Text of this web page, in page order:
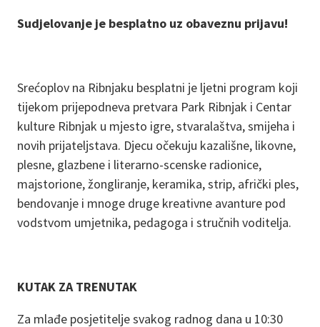
Sudjelovanje je besplatno uz obaveznu prijavu!
Srećoplov na Ribnjaku besplatni je ljetni program koji
tijekom prijepodneva pretvara Park Ribnjak i Centar
kulture Ribnjak u mjesto igre, stvaralaštva, smijeha i
novih prijateljstava. Djecu očekuju kazališne, likovne,
plesne, glazbene i literarno-scenske radionice,
majstorione, žongliranje, keramika, strip, afrički ples,
bendovanje i mnoge druge kreativne avanture pod
vodstvom umjetnika, pedagoga i stručnih voditelja.
KUTAK ZA TRENUTAK
Za mlađe posjetitelje svakog radnog dana u 10:30